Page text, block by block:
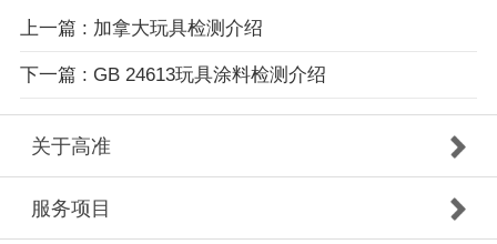
上一篇 : 加拿大玩具检测介绍
下一篇 : GB 24613玩具涂料检测介绍
关于高准
服务项目